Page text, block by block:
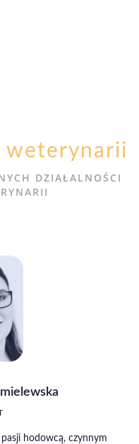
weterynarii
DZIAŁALNOŚCI
hodowcą, czynnym